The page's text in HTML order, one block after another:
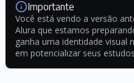
Importante
Você está vendo a versão
Alura que estamos
ganha uma identidade visual
em potencializar seus